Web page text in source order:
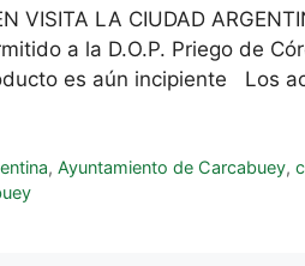
VISITA LA CIUDAD
a la D.O.P. Priego de
es aún incipiente Los
,Ayuntamiento de Carcabuey,